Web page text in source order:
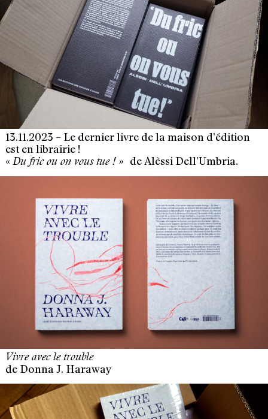
13.11.2023 – Le dernier livre de la maison d’édition
est en librairie !
«Du fric ou on vous tue ! » de Alèssi Dell’Umbria.
Vivre avec le trouble
de Donna J. Haraway